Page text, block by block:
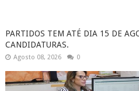
PARTIDOS TEM ATÉ DIA 15 DE
CANDIDATURAS.
Agosto 08, 2026 0